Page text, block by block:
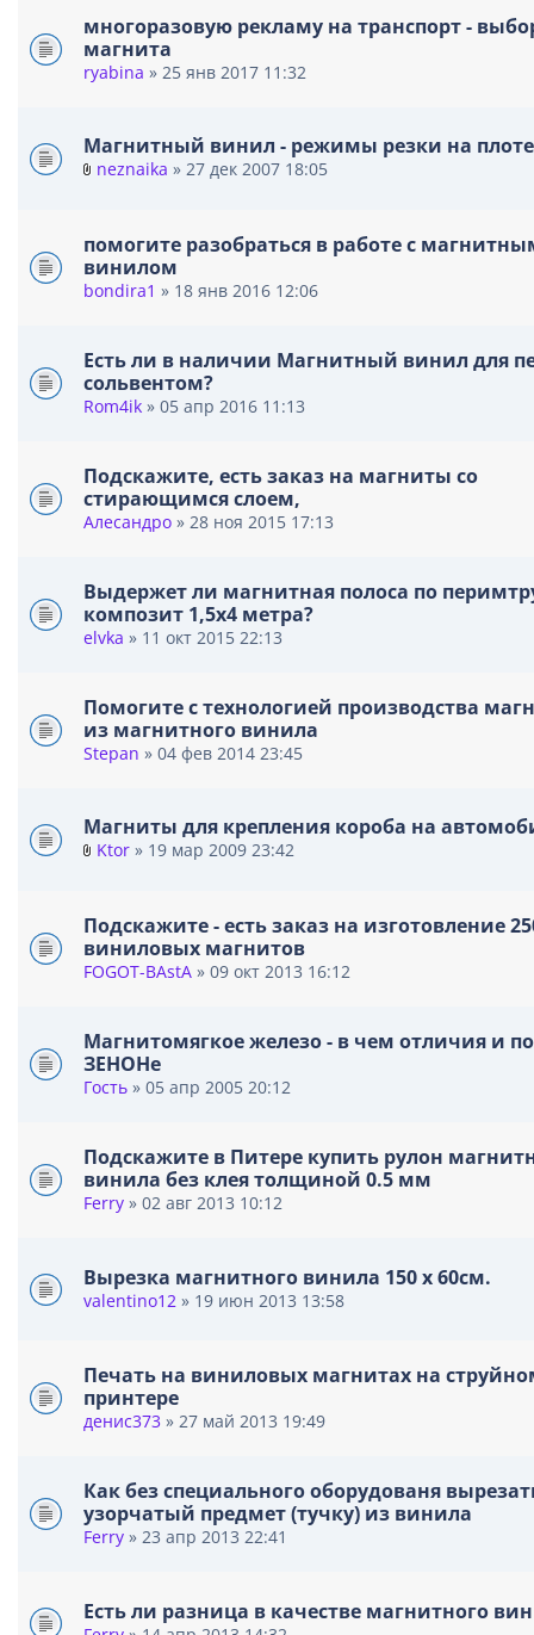
многоразовую рекламу на транспорт -
магнита
ryabina » 25 янв 2017 11:32
Магнитный винил - режимы резки на
ж
е
н
neznaika » 27 дек 2007 18:05
помогите разобраться в работе с
винилом
bondira1 » 18 янв 2016 12:06
Есть ли в наличии Магнитный винил для
сольвентом?
Rom4ik » 05 апр 2016 11:13
Подскажите, есть заказ на магниты со
стирающимся слоем,
Алесандро » 28 ноя 2015 17:13
Выдержет ли магнитная полоса по
композит 1,5х4 метра?
elvka » 11 окт 2015 22:13
Помогите с технологией производства
из магнитного винила
Stepan » 04 фев 2014 23:45
Магниты для крепления короба на
о
ж
е
н
Ktor » 19 мар 2009 23:42
Подскажите - есть заказ на изготовление
виниловых магнитов
FOGOT-BAstA » 09 окт 2013 16:12
Магнитомягкое железо - в чем отличия и
ЗЕНОНе
Гость » 05 апр 2005 20:12
Подскажите в Питере купить рулон
винила без клея толщиной 0.5 мм
Ferry » 02 авг 2013 10:12
Вырезка магнитного винила 150 х 60см.
valentino12 » 19 июн 2013 13:58
Печать на виниловых магнитах на
принтере
денис373 » 27 май 2013 19:49
Как без специального оборудованя
узорчатый предмет (тучку) из винила
Ferry » 23 апр 2013 22:41
Есть ли разница в качестве магнитного